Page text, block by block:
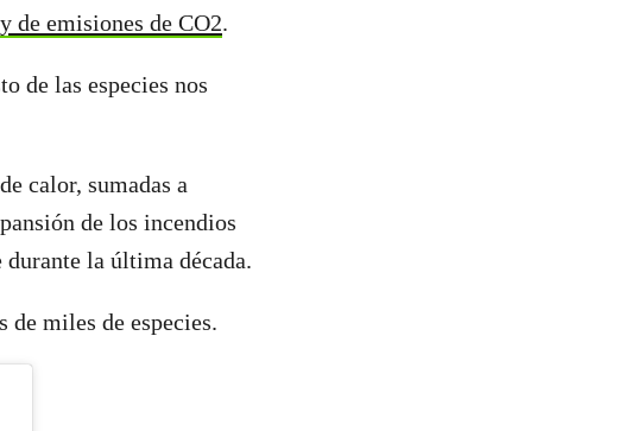
de emisiones de CO2.
de las especies nos
calor, sumadas a
de los incendios
la última década.
de miles de especies.